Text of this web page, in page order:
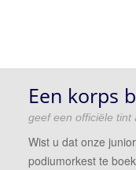
Een korps
geef een officiële tint
Wist u dat onze
podiumorkest te